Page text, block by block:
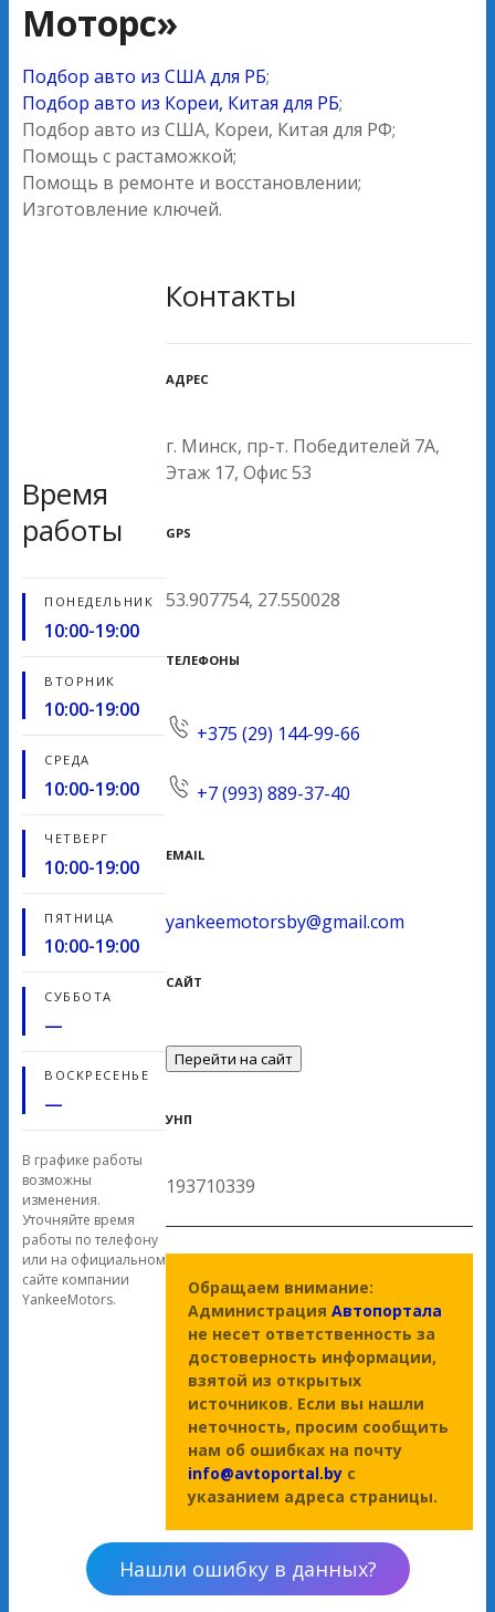
Моторс»
Подбор авто из США для РБ;
Подбор авто из Кореи, Китая для РБ;
Подбор авто из США, Кореи, Китая для РФ;
Помощь с растаможкой;
Помощь в ремонте и восстановлении;
Изготовление ключей.
Время
работы
ПОНЕДЕЛЬНИК
10:00-19:00
ВТОРНИК
10:00-19:00
СРЕДА
10:00-19:00
ЧЕТВЕРГ
10:00-19:00
ПЯТНИЦА
10:00-19:00
СУББОТА
—
ВОСКРЕСЕНЬЕ
—
В графике работы
возможны
изменения.
Уточняйте время
работы по телефону
или на официальном
сайте компании
YankeeMotors.
Контакты
АДРЕС
г. Минск, пр-т. Победителей 7А,
Этаж 17, Офис 53
GPS
53.907754, 27.550028
ТЕЛЕФОНЫ
+375 (29) 144-99-66
+7 (993) 889-37-40
EMAIL
yankeemotorsby@gmail.com
САЙТ
Перейти на сайт
УНП
193710339
Обращаем внимание:
Администрация Автопортала
не несет ответственность за
достоверность информации,
взятой из открытых
источников. Если вы нашли
неточность, просим сообщить
нам об ошибках на почту
info@avtoportal.by с
указанием адреса страницы.
Нашли ошибку в данных?